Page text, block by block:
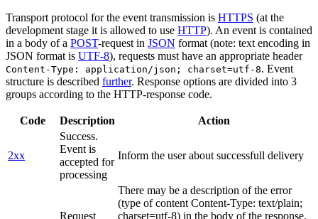
Transport protocol for the event transmission is HTTPS (at the
development stage it is allowed to use HTTP). An event is contained
in a body of a POST-request in JSON format (note: text encoding in
JSON format is UTF-8), requests must have an appropriate header
Content-Type: application/json; charset=utf-8. Event
structure is described further. Response options are divided into 3
groups according to the HTTP-response code.
Code Description Action
2xx
Success.
Event is
accepted for
processing
Inform the user about successfull delivery
Request
There may be a description of the error
(type of content Content-Type: text/plain;
charset=utf-8) in the body of the response.